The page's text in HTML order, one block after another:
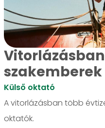
szakemberek
Külső oktató
A vitorlázásban több
oktatók.